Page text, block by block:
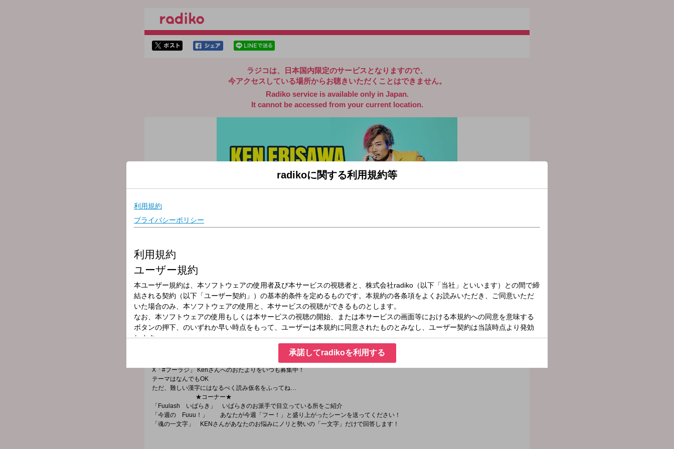
ラジコは、日本国内限定のサービスとなりますので、
今アクセスしている場所からお聴きいただくことはできません。
Radiko service is available only in Japan.
It cannot be accessed from your current location.
放送局
放送時間
2026年5月13日（水）19:30～20:00
番組名
KEN EBISAWAのFuuuu!!ラジオ
古河が生んだちょっとしたスター、KEN EBISAWAによる30分！
この番組のキーワードは、「みんなが笑顔になれますように!!」 フゥーー！
KEN EBISAWAが週の真ん中をハイテンションに盛り上げます！
X「#フーラジ」 Kenさんへのおたよりをいつも募集中！
テーマはなんでもOK
ただ、難しい漢字にはなるべく読み仮名をふってね…
★コーナー★
「Fuulash いばらき」 いばらきのお派手で目立っている所をご紹介
「今週の Fuuu！」 あなたが今週「フー！」と盛り上がったシーンを送ってください！
「魂の一文字」 KENさんがあなたのお悩みにノリと勢いの「一文字」だけで回答します！
radikoに関する利用規約等
承諾してradikoを利用する